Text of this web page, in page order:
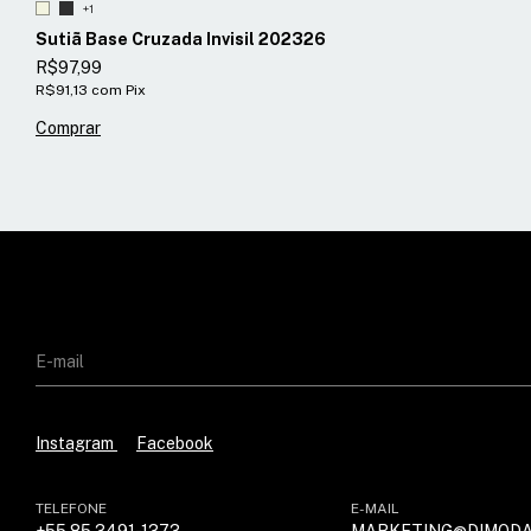
+1
Sutiã Base Cruzada Invisil 202326
R$97,99
R$91,13 com Pix
Comprar
Instagram Facebook
TELEFONE E-MAIL